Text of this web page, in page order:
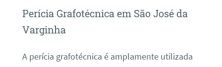
Perícia Grafotécnica em São José da
Varginha
A perícia grafotécnica é amplamente utilizada